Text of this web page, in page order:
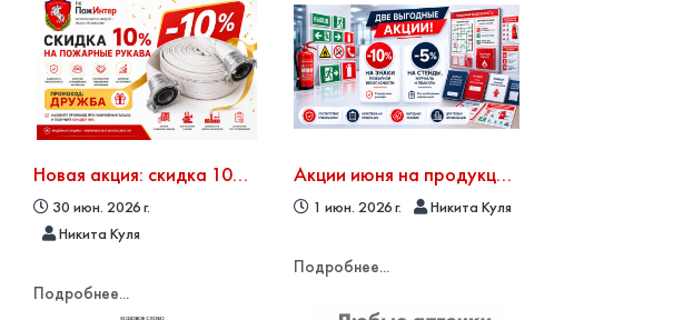
Новая акция: скидка 10% на пожарные рукава
30 июн. 2026 г.
Никита Куля
Подробнее...
Акции июня на продукцию по пожарной безопасности: скидки на знаки, стенды, журналы и плакаты
1 июн. 2026 г. Никита Куля
Подробнее...